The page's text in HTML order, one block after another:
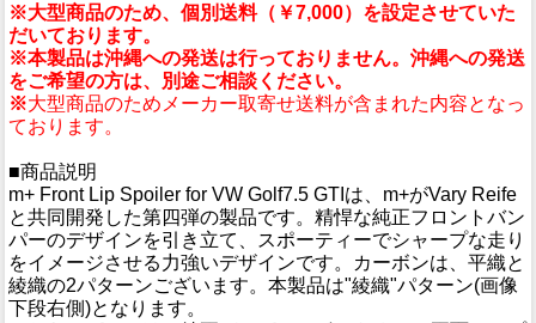
※大型商品のため、個別送料（￥7,000）を設定させていた
だいております。
※本製品は沖縄への発送は行っておりません。沖縄への発送
をご希望の方は、別途ご相談ください。
※大型商品のためメーカー取寄せ送料が含まれた内容となっ
ております。
■商品説明
m+ Front Lip Spoiler for VW Golf7.5 GTIは、m+がVary Reife
と共同開発した第四弾の製品です。精悍な純正フロントバン
パーのデザインを引き立て、スポーティーでシャープな走り
をイメージさせる力強いデザインです。カーボンは、平織と
綾織の2パターンございます。本製品は"綾織"パターン(画像
下段右側)となります。